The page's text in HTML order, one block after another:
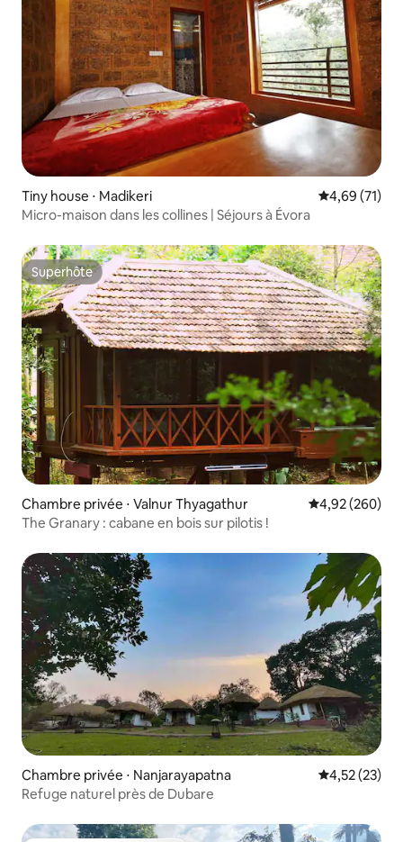
Tiny house ⋅ Madikeri Évaluation
4,69 (71)
Micro-maison dans les collines | Séjours à Évora
Superhôte
Superhôte
Chambre privée ⋅ Valnur Thyagathur Évaluation
4,92 (260)
The Granary : cabane en bois sur pilotis !
Chambre privée ⋅ Nanjarayapatna Évaluation
4,52 (23)
Refuge naturel près de Dubare